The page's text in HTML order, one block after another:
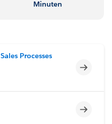
Minuten
Processes